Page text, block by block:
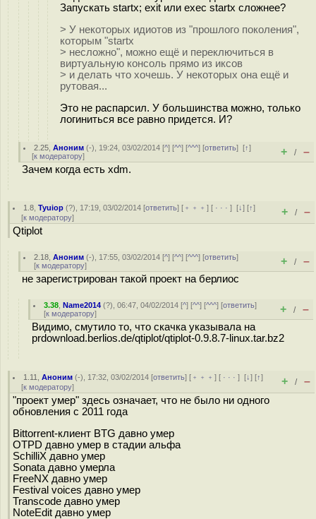
Запускать startx; exit или exec startx сложнее?
> У некоторых идиoтов из "прошлого поколения",
которым "startx
> несложно", можно ещё и переключиться в
виртуальную консоль прямо из иксов
> и делать что хочешь. У некоторых она ещё и
рутовая...
Это не распарсил. У большинства можно, только
логиниться все равно придется. И?
2.25 ,Аноним (-), 19:24, 03/02/2014 [^] [^^] [^^^] [ответить][↑]
[к модератору] + / –
Зачем когда есть xdm.
1.8 ,Tyuiop (?), 17:19, 03/02/2014 [ответить] [ ﹢﹢﹢] [ · · ·][↓] [↑]
[к модератору] + / –
Qtiplot
2.18 ,Аноним (-), 17:55, 03/02/2014 [^] [^^] [^^^] [ответить]
[к модератору] + / –
не зарегистрирован такой проект на берлиос
3.38 ,Name2014 (?), 06:47, 04/02/2014 [^] [^^] [^^^] [ответить]
[к модератору] + / –
Видимо, смутило то, что скачка указывала на
prdownload.berlios.de/qtiplot/qtiplot-0.9.8.7-linux.tar.bz2
1.11 ,Аноним (-), 17:32, 03/02/2014 [ответить] [ ﹢﹢﹢] [ · · ·][↓] [↑]
[к модератору] + / –
"проект умер" здесь означает, что не было ни одного
обновления с 2011 года
Bittorrent-клиент BTG давно умер
OTPD давно умер в стадии альфа
SchilliX давно умер
Sonata давно умерла
FreeNX давно умер
Festival voices давно умер
Transcode давно умер
NoteEdit давно умер